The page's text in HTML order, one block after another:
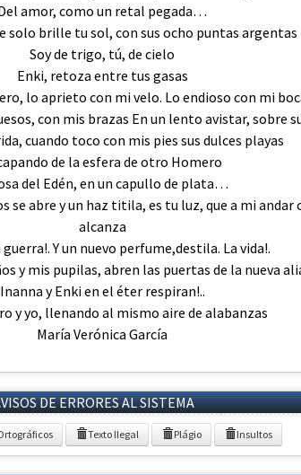
amor, como un retal pegada…
solo brille tu sol, con sus ocho puntas argentas
Soy de trigo, tú, de cielo
Enki, retoza entre tus gasas
lo aprieto con mi velo. Lo endioso con mi
con mis brazas En un lento avistar, sobre
cuando toco con mis pies sus dulces playas
de la esfera de otro Homero
del Edén, en un capullo de plata…
se abre y un haz titila, es tu luz, que a mi andar
alcanza
Y un nuevo perfume,destila. La vida!.
y mis pupilas, abren las puertas de la nueva
Inanna y Enki en el éter respiran!..
y yo, llenando al mismo aire de alabanzas
María Verónica García
DE ERRORES AL SISTEMA
Texto Ilegal Plágio Insultos